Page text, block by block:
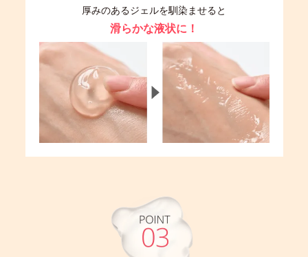
厚みのあるジェルを馴染ませると
滑らかな液状に！